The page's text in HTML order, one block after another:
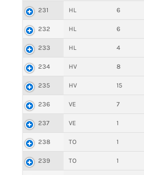
231 HL 6
232 HL 6
233 HL 4
234 HV 8
235 HV 15
236 VE 7
237 VE 1
238 TO 1
239 TO 1